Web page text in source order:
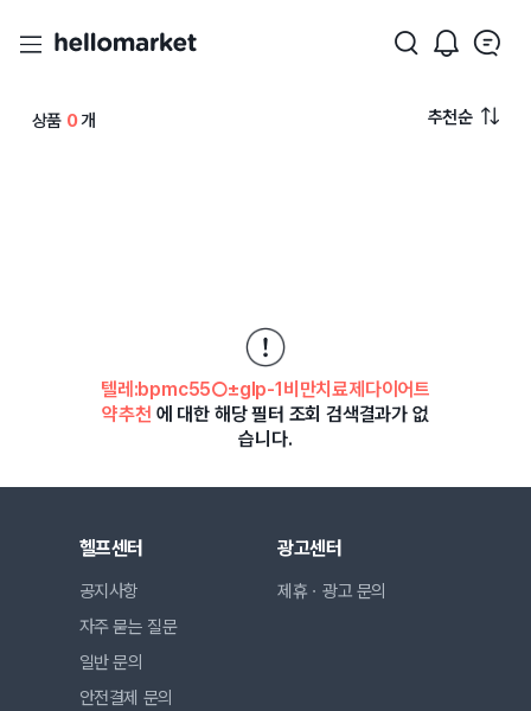
상품 0개 추천순
텔레:bpmc55○±glp-1비만치료제다이어트
약추천 에 대한 해당 필터 조회 검색결과가 없
습니다.
헬프센터
공지사항
자주 묻는 질문
일반 문의
안전결제 문의
광고센터
제휴ㆍ광고 문의